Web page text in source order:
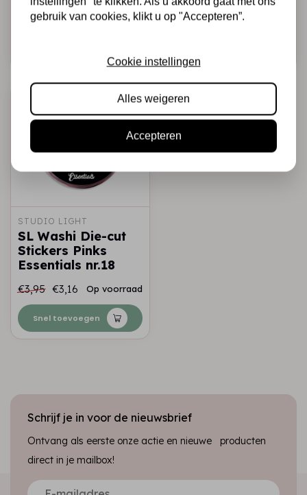
€3,95 €3,16 Op voorraad €3,95 €3,16 Op voorraad
STUDIO LIGHT
SL Washi Die-cut
Stickers Pinks
Essentials nr.18
€3,95 €3,16 Op voorraad
Snel toevoegen
Schrijf je in voor de nieuwsbrief
Ontvang als eerste onze actie en nieuwe producten
direct in je mailbox!
gebruik van cookies, klikt u op "Accepteren”.
Cookie instellingen
Alles weigeren
Accepteren